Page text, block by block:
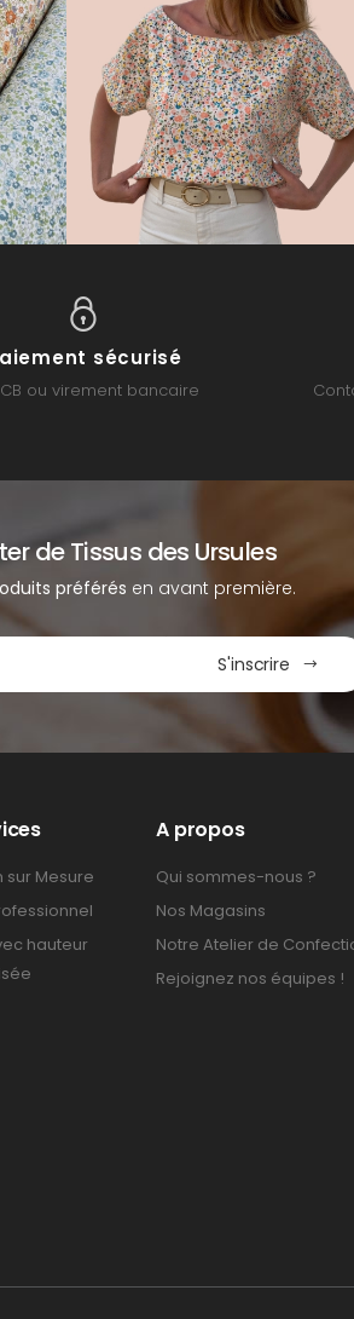
sécurisé
ou virement bancaire
de Tissus des Ursules
préférés en avant première.
S'inscrire
sur Mesure
hauteur
A propos
Qui sommes-nous ?
Nos Magasins
Notre Atelier de
Rejoignez nos équipes !